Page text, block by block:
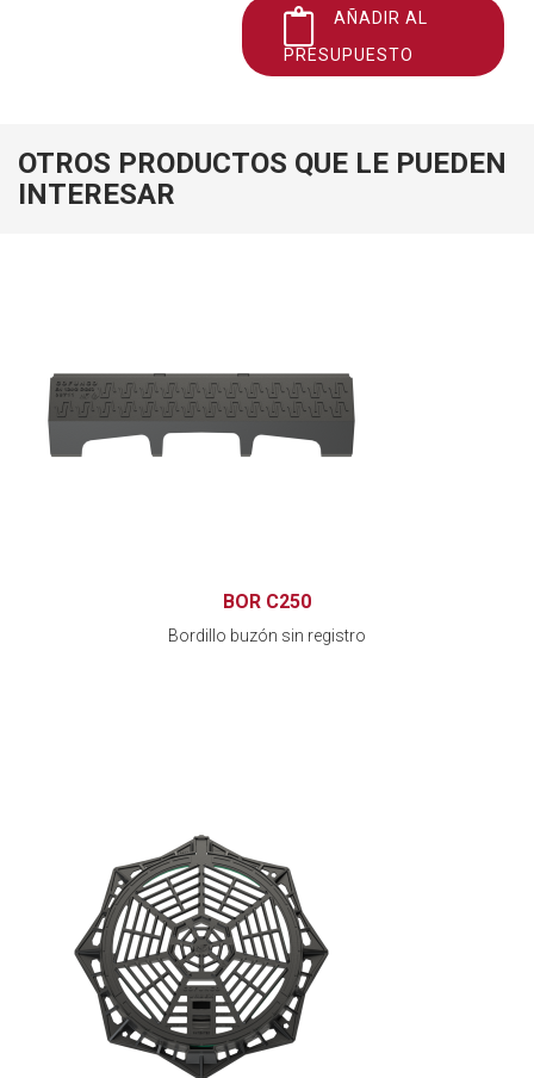
AÑADIR AL
PRESUPUESTO
OTROS PRODUCTOS QUE LE PUEDEN
INTERESAR
BOR C250
Bordillo buzón sin registro